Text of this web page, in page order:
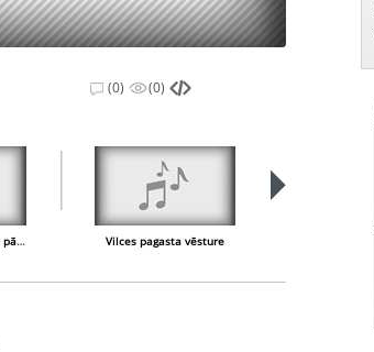
(0) (0)
Blankenfeldas muižas pārvaldniece Millija Zīberte Vilces pagasta vēsture